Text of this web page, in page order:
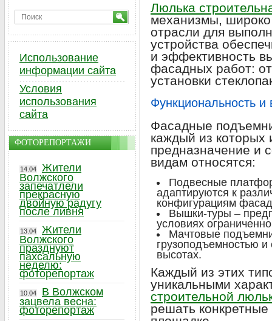
Люлька
механизмы,
отрасли для
устройства
и эффективность
фасадных работ:
установки
Функциональность
Фасадные
каждый из которых
предназначение и
видам относятся:
Подвесные
адаптируются к
конфигурациям
Вышки-туры –
условиях
Мачтовые
грузоподъемностью
высотах.
Каждый из этих
уникальными
строительной
решать
Использование
информации сайта
Условия
использования
сайта
ФОТОРЕПОРТАЖИ
14.04
Жители
Волжского
запечатлели
прекрасную
двойную радугу
после ливня
13.04
Жители
Волжского
празднуют
пахсальную
неделю:
фоторепортаж
10.04
В Волжском
зацвела весна:
фоторепортаж